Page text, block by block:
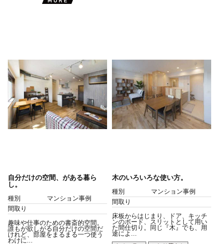
自分だけの空間、がある暮ら
し。
種別
マンション事例
間取り
趣味や仕事のための書斎的空間。
誰もが欲しがる自分だけの空間だ
けれど、部屋をまるまる一つ使う
わけに...
木のいろいろな使い方。
種別
マンション事例
間取り
床板からはじまり、ドア、キッチ
ンのボード、スリットとして用い
た間仕切り。同じ『木』でも、用
途によ...